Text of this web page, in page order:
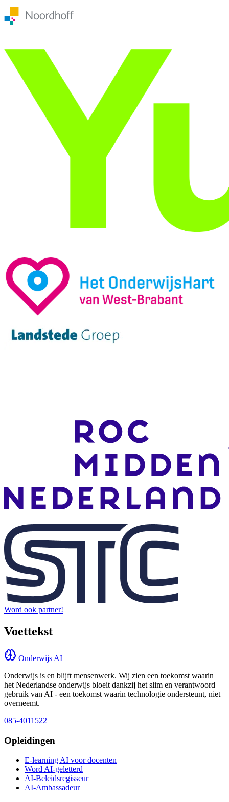
Word ook partner!
Voettekst
Onderwijs AI
Onderwijs is en blijft mensenwerk. Wij zien een toekomst waarin
het Nederlandse onderwijs bloeit dankzij het slim en verantwoord
gebruik van AI - een toekomst waarin technologie ondersteunt, niet
overneemt.
085-4011522
Opleidingen
E-learning AI voor docenten
Word AI-geletterd
AI-Beleidsregisseur
AI-Ambassadeur